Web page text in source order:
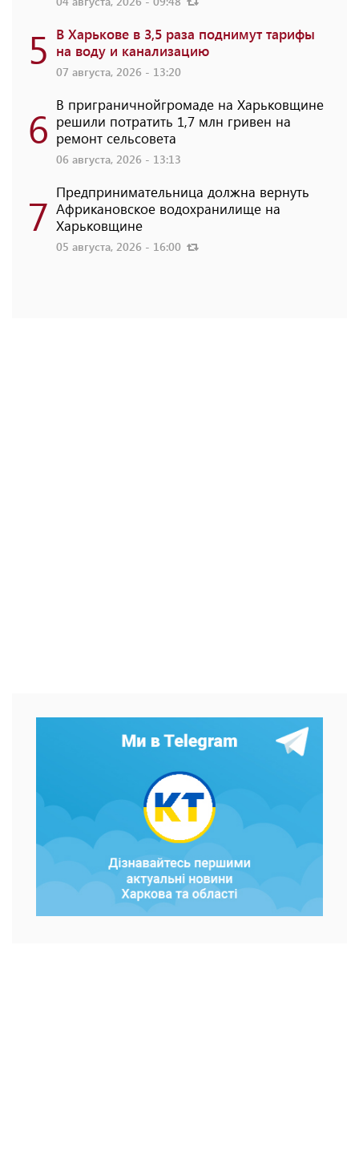
5 В Харькове в 3,5 раза поднимут тарифы
на воду и канализацию
07 августа, 2026 - 13:20
6 В приграничнойгромаде на Харьковщине
решили потратить 1,7 млн ​​гривен на
ремонт сельсовета
06 августа, 2026 - 13:13
7 Предпринимательница должна вернуть
Африкановское водохранилище на
Харьковщине
05 августа, 2026 - 16:00